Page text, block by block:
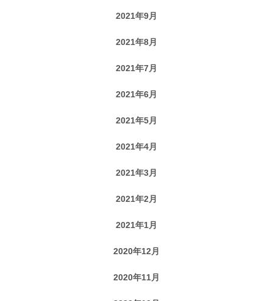
2021年9月
2021年8月
2021年7月
2021年6月
2021年5月
2021年4月
2021年3月
2021年2月
2021年1月
2020年12月
2020年11月